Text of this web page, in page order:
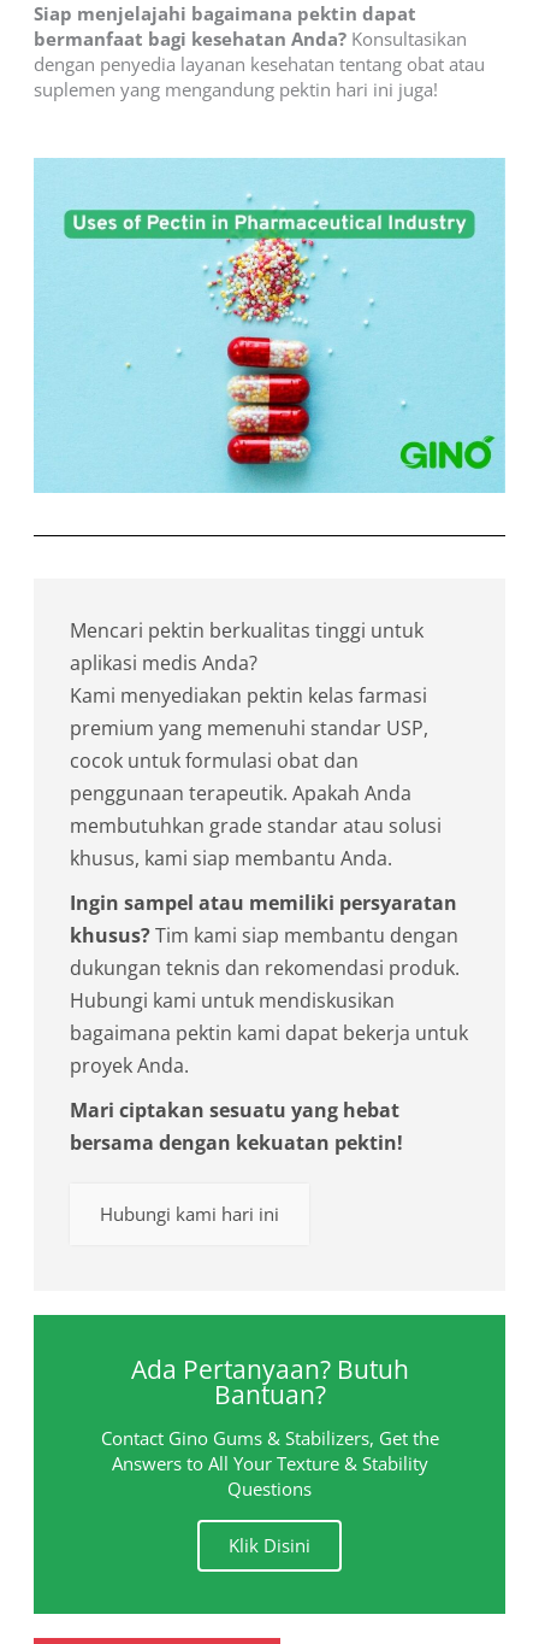
Siap menjelajahi bagaimana pektin dapat
bermanfaat bagi kesehatan Anda?Konsultasikan
dengan penyedia layanan kesehatan tentang obat atau
suplemen yang mengandung pektin hari ini juga!
Mencari pektin berkualitas tinggi untuk
aplikasi medis Anda?
Kami menyediakan pektin kelas farmasi
premium yang memenuhi standar USP,
cocok untuk formulasi obat dan
penggunaan terapeutik. Apakah Anda
membutuhkan grade standar atau solusi
khusus, kami siap membantu Anda.
Ingin sampel atau memiliki persyaratan
khusus?Tim kami siap membantu dengan
dukungan teknis dan rekomendasi produk.
Hubungi kami untuk mendiskusikan
bagaimana pektin kami dapat bekerja untuk
proyek Anda.
Mari ciptakan sesuatu yang hebat
bersama dengan kekuatan pektin!
Hubungi kami hari ini
Ada Pertanyaan? Butuh
Bantuan?
Contact Gino Gums & Stabilizers, Get the
Answers to All Your Texture & Stability
Questions
Klik Disini